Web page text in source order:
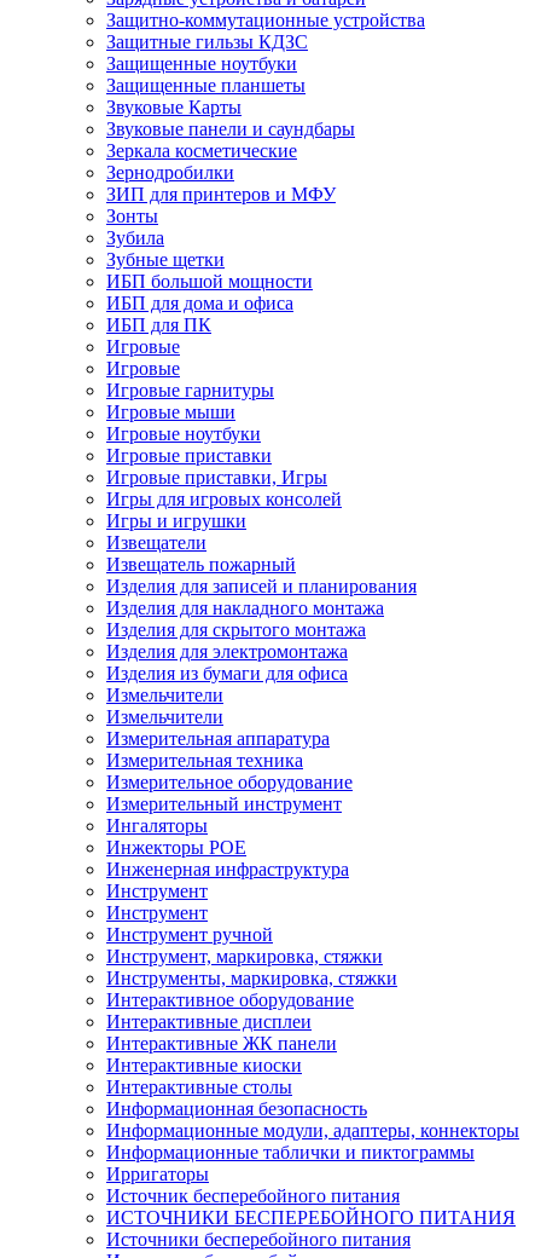
Защитно-коммутационные устройства
Защитные гильзы КДЗС
Защищенные ноутбуки
Защищенные планшеты
Звуковые Карты
Звуковые панели и саундбары
Зеркала косметические
Зернодробилки
ЗИП для принтеров и МФУ
Зонты
Зубила
Зубные щетки
ИБП большой мощности
ИБП для дома и офиса
ИБП для ПК
Игровые
Игровые
Игровые гарнитуры
Игровые мыши
Игровые ноутбуки
Игровые приставки
Игровые приставки, Игры
Игры для игровых консолей
Игры и игрушки
Извещатели
Извещатель пожарный
Изделия для записей и планирования
Изделия для накладного монтажа
Изделия для скрытого монтажа
Изделия для электромонтажа
Изделия из бумаги для офиса
Измельчители
Измельчители
Измерительная аппаратура
Измерительная техника
Измерительное оборудование
Измерительный инструмент
Ингаляторы
Инжекторы POE
Инженерная инфраструктура
Инструмент
Инструмент
Инструмент ручной
Инструмент, маркировка, стяжки
Инструменты, маркировка, стяжки
Интерактивное оборудование
Интерактивные дисплеи
Интерактивные ЖК панели
Интерактивные киоски
Интерактивные столы
Информационная безопасность
Информационные модули, адаптеры, коннекторы
Информационные таблички и пиктограммы
Ирригаторы
Источник бесперебойного питания
ИСТОЧНИКИ БЕСПЕРЕБОЙНОГО ПИТАНИЯ
Источники бесперебойного питания